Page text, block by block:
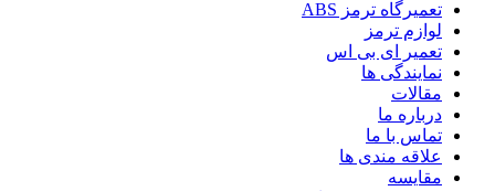
تعمیرگاه ترمز ABS
لوازم ترمز
تعمیر ای بی اس
نمایندگی ها
مقالات
درباره ما
تماس با ما
علاقه مندی ها
مقایسه